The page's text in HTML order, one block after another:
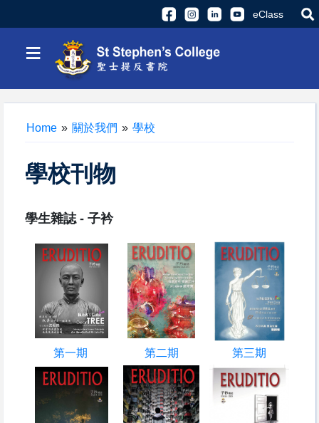
eClass
≡
Home » 關於我們 » 學校
學校刊物
學生雜誌 - 子衿
第一期 第二期 第三期